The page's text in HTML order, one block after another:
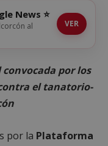
News ⭐
al
VER
por los
el tanatorio-
por la Plataforma